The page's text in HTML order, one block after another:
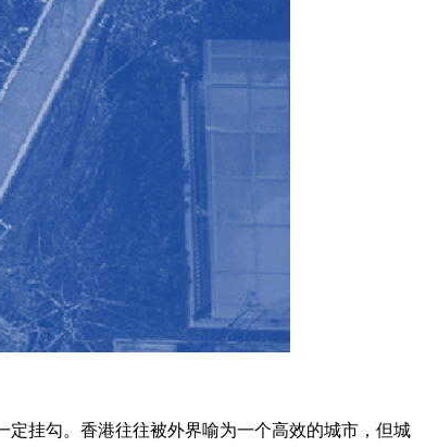
挂勾。香港往往被外界喻为一个高效的城市，但城